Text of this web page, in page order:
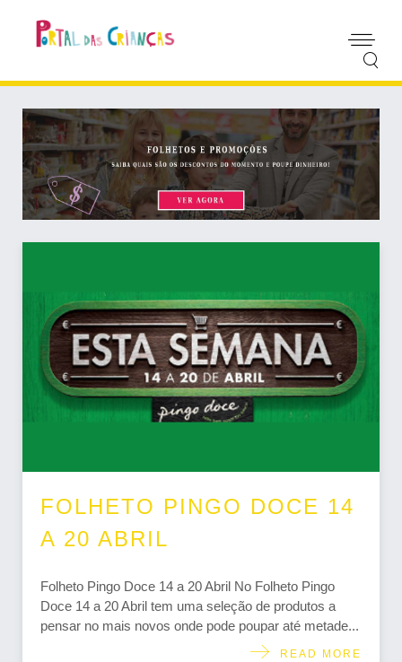
FOLHETO PINGO DOCE 14
A 20 ABRIL
Folheto Pingo Doce 14 a 20 Abril No Folheto Pingo
Doce 14 a 20 Abril tem uma seleção de produtos a
pensar no mais novos onde pode poupar até metade...
READ MORE